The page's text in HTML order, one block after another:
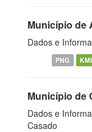
Município de
Dados e
PNG
Município de
Dados e
Casado